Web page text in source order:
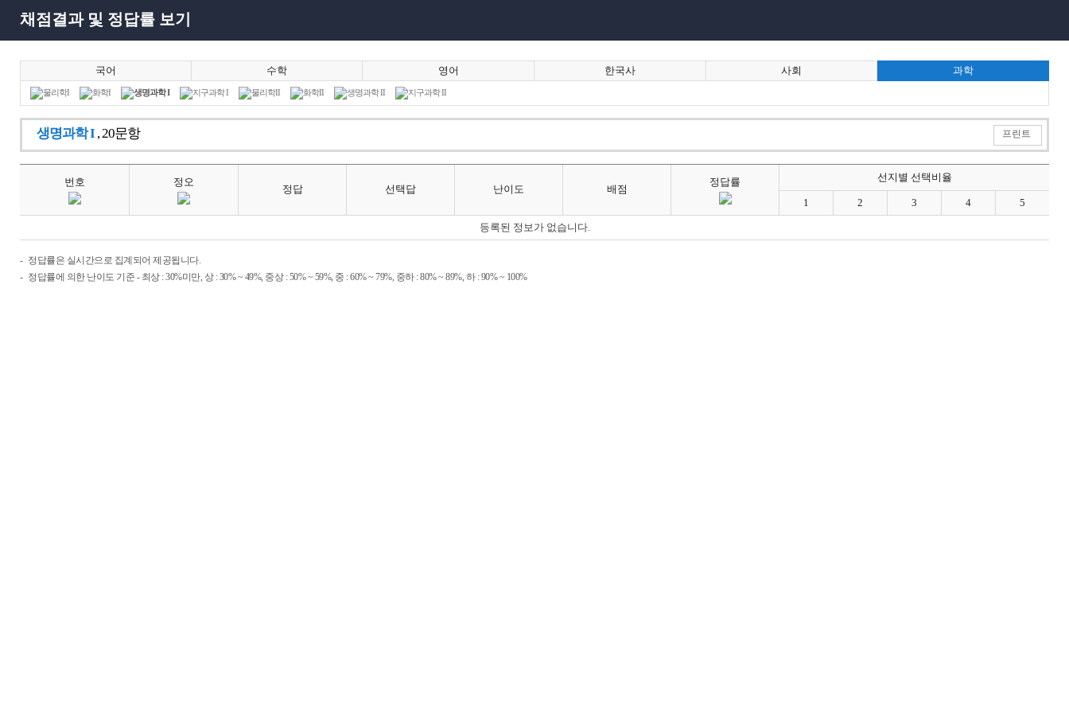
채점결과 및 정답률 보기
국어 수학 영어 한국사 사회 과학
물리학I 화학I 생명과학 I 지구과학 I 물리학II 화학II 생명과학 II 지구과학 II
생명과학 I , 20문항 프린트
번호 정오
정답 선택답 난이도 배점
정답률 선지별 선택비율
1 2 3 4 5
등록된 정보가 없습니다.
정답률은 실시간으로 집계되어 제공됩니다.
정답률에 의한 난이도 기준 - 최상 : 30%미만, 상 : 30% ~ 49%, 중상 : 50% ~ 59%, 중 : 60% ~ 79%, 중하 : 80% ~ 89%, 하 : 90% ~ 100%